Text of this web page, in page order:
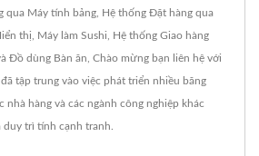
qua Máy tính bảng, Hệ thống Đặt hàng qua
thị, Máy làm Sushi, Hệ thống Giao hàng
Đồ dùng Bàn ăn, Chào mừng bạn liên hệ với
tập trung vào việc phát triển nhiều băng
nhà hàng và các ngành công nghiệp khác
duy trì tính cạnh tranh.